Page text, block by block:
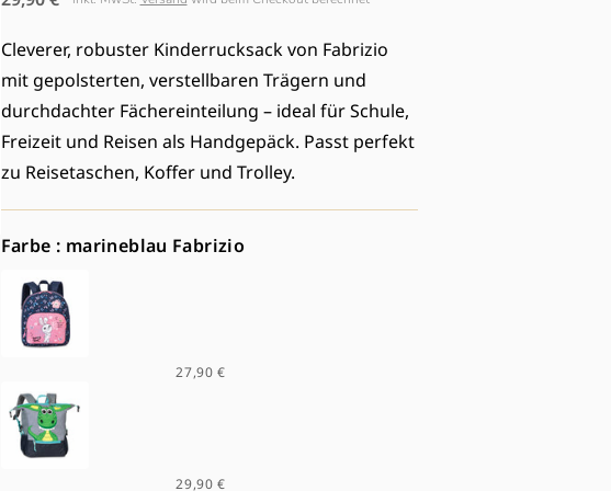
O
N
Preis
Cleverer, robuster Kinderrucksack von Fabrizio
mit gepolsterten, verstellbaren Trägern und
durchdachter Fächereinteilung – ideal für Schule,
Freizeit und Reisen als Handgepäck. Passt perfekt
zu Reisetaschen, Koffer und Trolley.
Farbe : marineblau Fabrizio
27,90 €
29,90 €